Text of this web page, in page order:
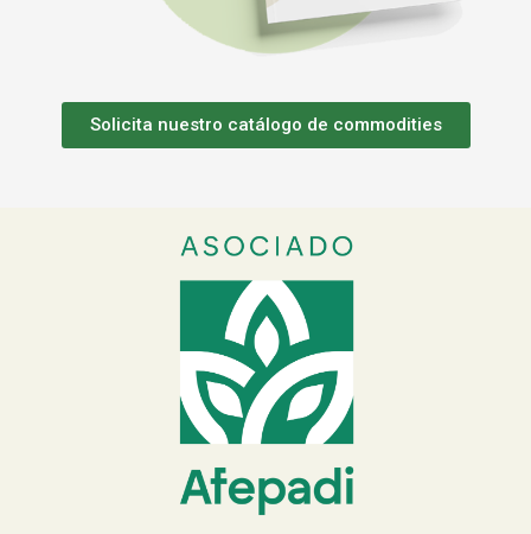
Solicita nuestro catálogo de commodities